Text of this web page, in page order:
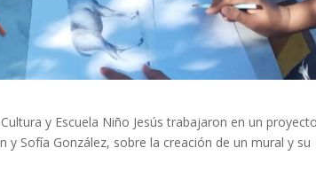
y Escuela Niño Jesús trabajaron en un
Sofía González, sobre la creación de un mural y su